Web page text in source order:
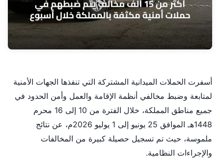
أسفرت الحملات الميدانية المشتركة التي تنفذها الجهات الأمنية
لمتابعة وضبط مخالفي أنظمة الإقامة والعمل وأمن الحدود في
جميع مناطق المملكة، خلال الفترة من 10 إلى 16 محرم
1448هـ الموافق 25 يونيو إلى 1 يوليو 2026م، عن نتائج
ملموسة، حيث تم تسجيل حصيلة كبيرة من المخالفات
والإجراءات النظامية.